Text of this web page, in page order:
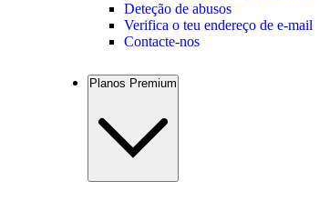
Deteção de abusos
Verifica o teu endereço de e-mail
Contacte-nos
Planos Premium